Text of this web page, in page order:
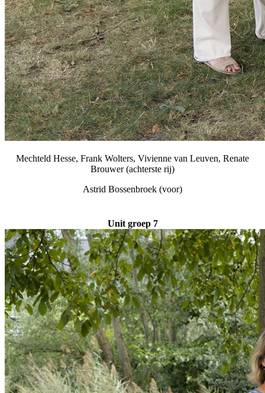
Mechteld Hesse, Frank Wolters, Vivienne van Leuven, Renate
Brouwer (achterste rij)
Astrid Bossenbroek (voor)
Unit groep 7